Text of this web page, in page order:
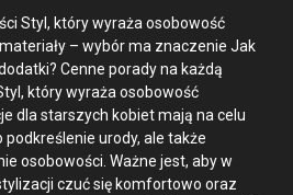
Styl, który wyraża osobowość
– wybór ma znaczenie Jak
Cenne porady na każdą
który wyraża osobowość
dla starszych kobiet mają na celu
podkreślenie urody, ale także
osobowości. Ważne jest, aby w
czuć się komfortowo oraz